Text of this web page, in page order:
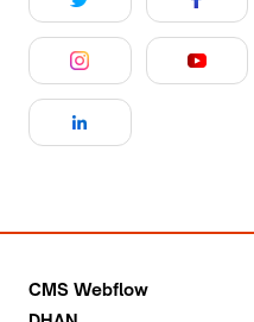
CMS Webflow